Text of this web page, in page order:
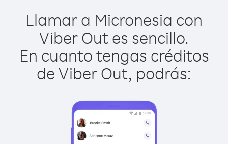
Llamar a Micronesia con
Viber Out es sencillo.
En cuanto tengas créditos
de Viber Out, podrás: